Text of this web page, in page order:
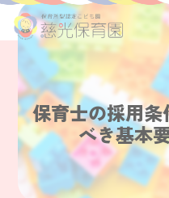
保育士の採用条
べき基本